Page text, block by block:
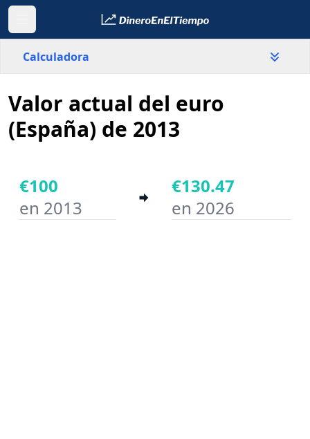
Calculadora
España
País
Año inicial
Valor actual del euro
(España) de 2013
€100
en 2013
€130.47
en 2026